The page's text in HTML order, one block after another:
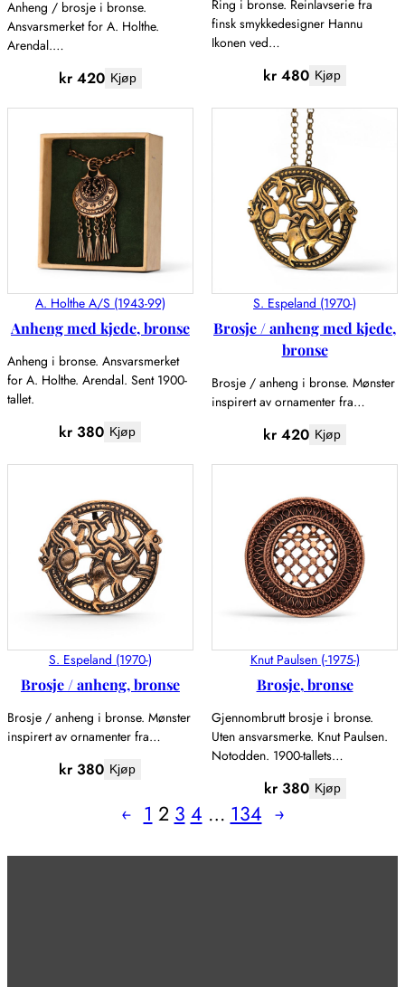
Anheng / brosje i bronse.
Ansvarsmerket for A. Holthe.
Arendal.…
kr420 Kjøp
Ring i bronse. Reinlavserie fra
finsk smykkedesigner Hannu
Ikonen ved…
kr 480 Kjøp
A. Holthe A/S (1943-99)
Anheng med kjede, bronse
Anheng i bronse. Ansvarsmerket
for A. Holthe. Arendal. Sent 1900-
tallet.
kr 380 Kjøp
S. Espeland (1970-)
Brosje / anheng med kjede,
bronse
Brosje / anheng i bronse. Mønster
inspirert av ornamenter fra…
kr 420 Kjøp
S. Espeland (1970-)
Brosje / anheng, bronse
Brosje / anheng i bronse. Mønster
inspirert av ornamenter fra…
kr 380 Kjøp
Knut Paulsen (-1975-)
Brosje, bronse
Gjennombrutt brosje i bronse.
Uten ansvarsmerke. Knut Paulsen.
Notodden. 1900-tallets…
kr380 Kjøp
← 1 2 3 4 … 134 →